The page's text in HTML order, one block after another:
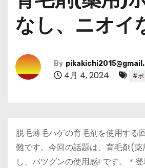
なし、ニオイ
By
4月 4, 2024 #ポ
脱毛薄毛ハゲの育毛剤を使用する
難です。今回の話題は、育毛剤(
し、バツグンの使用感! です。＊